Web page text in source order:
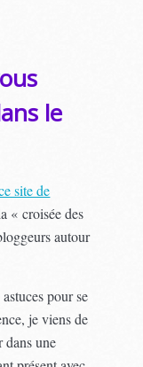
le
site de
« croisée des
autour
pour se
je viens de
dans une